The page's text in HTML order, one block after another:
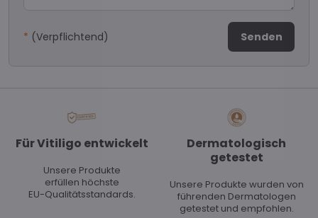
* (Verpflichtend) Senden
Für Vitiligo entwickelt
Unsere Produkte
erfüllen höchste
EU-Qualitätsstandards.
Dermatologisch
getestet
Unsere Produkte wurden von
führenden Dermatologen
getestet und empfohlen.